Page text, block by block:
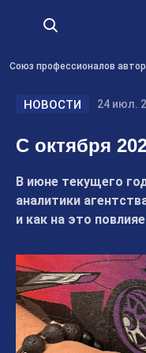
Союз профессионалов
НОВОСТИ 24 июл.
С октября
В июне текущего
аналитики
и как на это